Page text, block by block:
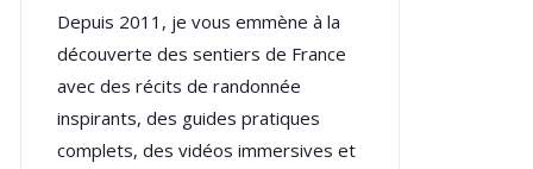
Depuis 2011, je vous emmène à la
découverte des sentiers de France
avec des récits de randonnée
inspirants, des guides pratiques
complets, des vidéos immersives et